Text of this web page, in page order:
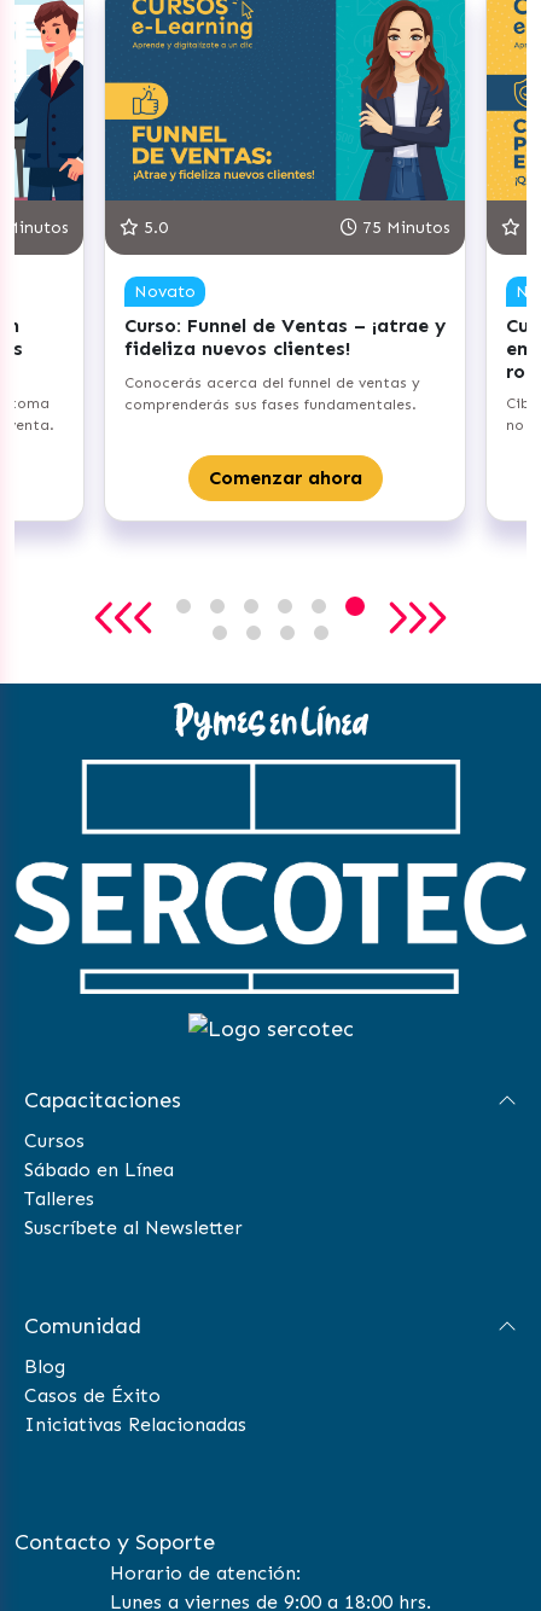
5.0 75 Minutos
Novato
Curso: Funnel de Ventas – ¡atrae y
fideliza nuevos clientes!
Conocerás acerca del funnel de ventas y
comprenderás sus fases fundamentales.
Comenzar ahora
5.0
no te
Capacitaciones
Cursos
Sábado en Línea
Talleres
Suscríbete al Newsletter
Comunidad
Blog
Casos de Éxito
Iniciativas Relacionadas
Contacto y Soporte
Horario de atención:
Lunes a viernes de 9:00 a 18:00 hrs.